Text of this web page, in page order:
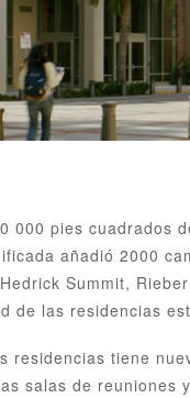
000 pies cuadrados
añadió 2000
Summit,
de las residencias
residencias tiene
salas de reuniones